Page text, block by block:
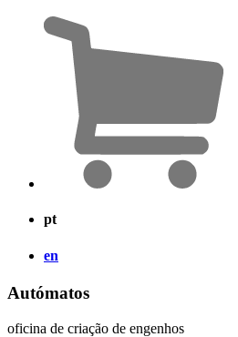
pt
en
Autómatos
oficina de criação de engenhos